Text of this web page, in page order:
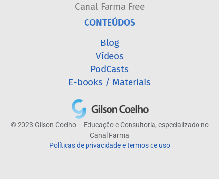
Canal Farma Free
CONTEÚDOS
Blog
Vídeos
PodCasts
E-books / Materiais
© 2023 Gilson Coelho – Educação e Consultoria, especializado no
Canal Farma
Políticas de privacidade e termos de uso